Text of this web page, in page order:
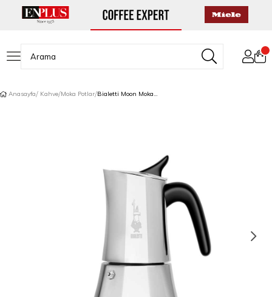
Anasayfa Kahve Moka Potlar Bialetti Moon Moka Pot 6 Cup